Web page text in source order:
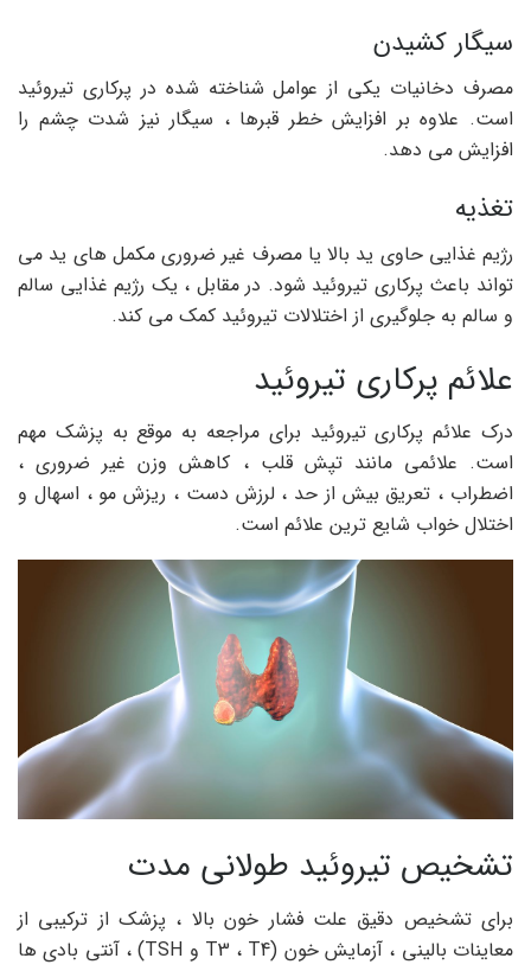
سیگار کشیدن
مصرف دخانیات یکی از عوامل شناخته شده در پرکاری تیروئید
است. علاوه بر افزایش خطر قبرها ، سیگار نیز شدت چشم را
افزایش می دهد.
تغذیه
رژیم غذایی حاوی ید بالا یا مصرف غیر ضروری مکمل های ید می
تواند باعث پرکاری تیروئید شود. در مقابل ، یک رژیم غذایی سالم
و سالم به جلوگیری از اختلالات تیروئید کمک می کند.
علائم پرکاری تیروئید
درک علائم پرکاری تیروئید برای مراجعه به موقع به پزشک مهم
است. علائمی مانند تپش قلب ، کاهش وزن غیر ضروری ،
اضطراب ، تعریق بیش از حد ، لرزش دست ، ریزش مو ، اسهال و
اختلال خواب شایع ترین علائم است.
تشخیص تیروئید طولانی مدت
برای تشخیص دقیق علت فشار خون بالا ، پزشک از ترکیبی از
معاینات بالینی ، آزمایش خون (T3 ، T4 و TSH) ، آنتی بادی ها